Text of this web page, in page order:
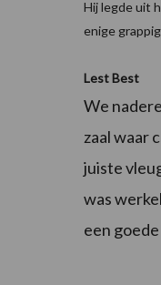
Hij legde uit
enige
Lest Best
We
zaal waar
juiste
was
een